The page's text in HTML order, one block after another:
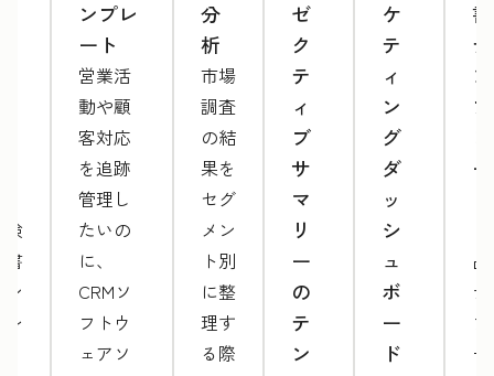
検
書
ンプレ
ート
営業活
動や顧
客対応
を追跡
管理し
たいの
に、
CRMソ
フトウ
ェアソ
分
析
市場
調査
の結
果を
セグ
メン
ト別
に整
理す
る際
ゼ
ク
テ
ィ
ブ
サ
マ
リ
ー
の
テ
ン
ケ
テ
ィ
ン
グ
ダ
ッ
シ
ュ
ボ
ー
ド
書
テ
ン
プ
ー
ー